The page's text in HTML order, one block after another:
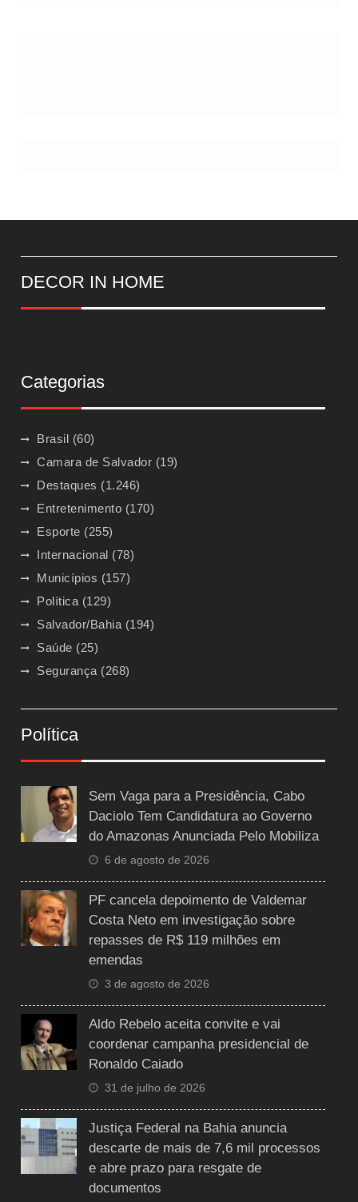
DECOR IN HOME
Categorias
Brasil (60)
Camara de Salvador (19)
Destaques (1.246)
Entretenimento (170)
Esporte (255)
Internacional (78)
Municípios (157)
Política (129)
Salvador/Bahia (194)
Saúde (25)
Segurança (268)
Política
Sem Vaga para a Presidência, Cabo
Daciolo Tem Candidatura ao Governo
do Amazonas Anunciada Pelo Mobiliza
6 de agosto de 2026
PF cancela depoimento de Valdemar
Costa Neto em investigação sobre
repasses de R$ 119 milhões em
emendas
3 de agosto de 2026
Aldo Rebelo aceita convite e vai
coordenar campanha presidencial de
Ronaldo Caiado
31 de julho de 2026
Justiça Federal na Bahia anuncia
descarte de mais de 7,6 mil processos
e abre prazo para resgate de
documentos